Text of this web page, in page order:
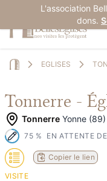
L'association
dons.
EGLISES
Tonnerre -
Tonnerre Yonne (89)
75 % EN ATTENTE
VISITE
Copier le lien